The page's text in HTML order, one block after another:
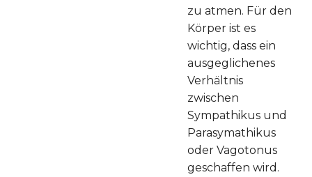
zu atmen. Für den
Körper ist es
wichtig, dass ein
ausgeglichenes
Verhältnis
zwischen
Sympathikus und
Parasymathikus
oder Vagotonus
geschaffen wird.